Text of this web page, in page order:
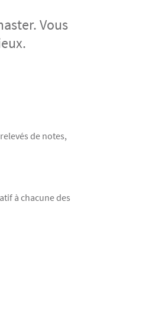
Vous
de notes,
à chacune des